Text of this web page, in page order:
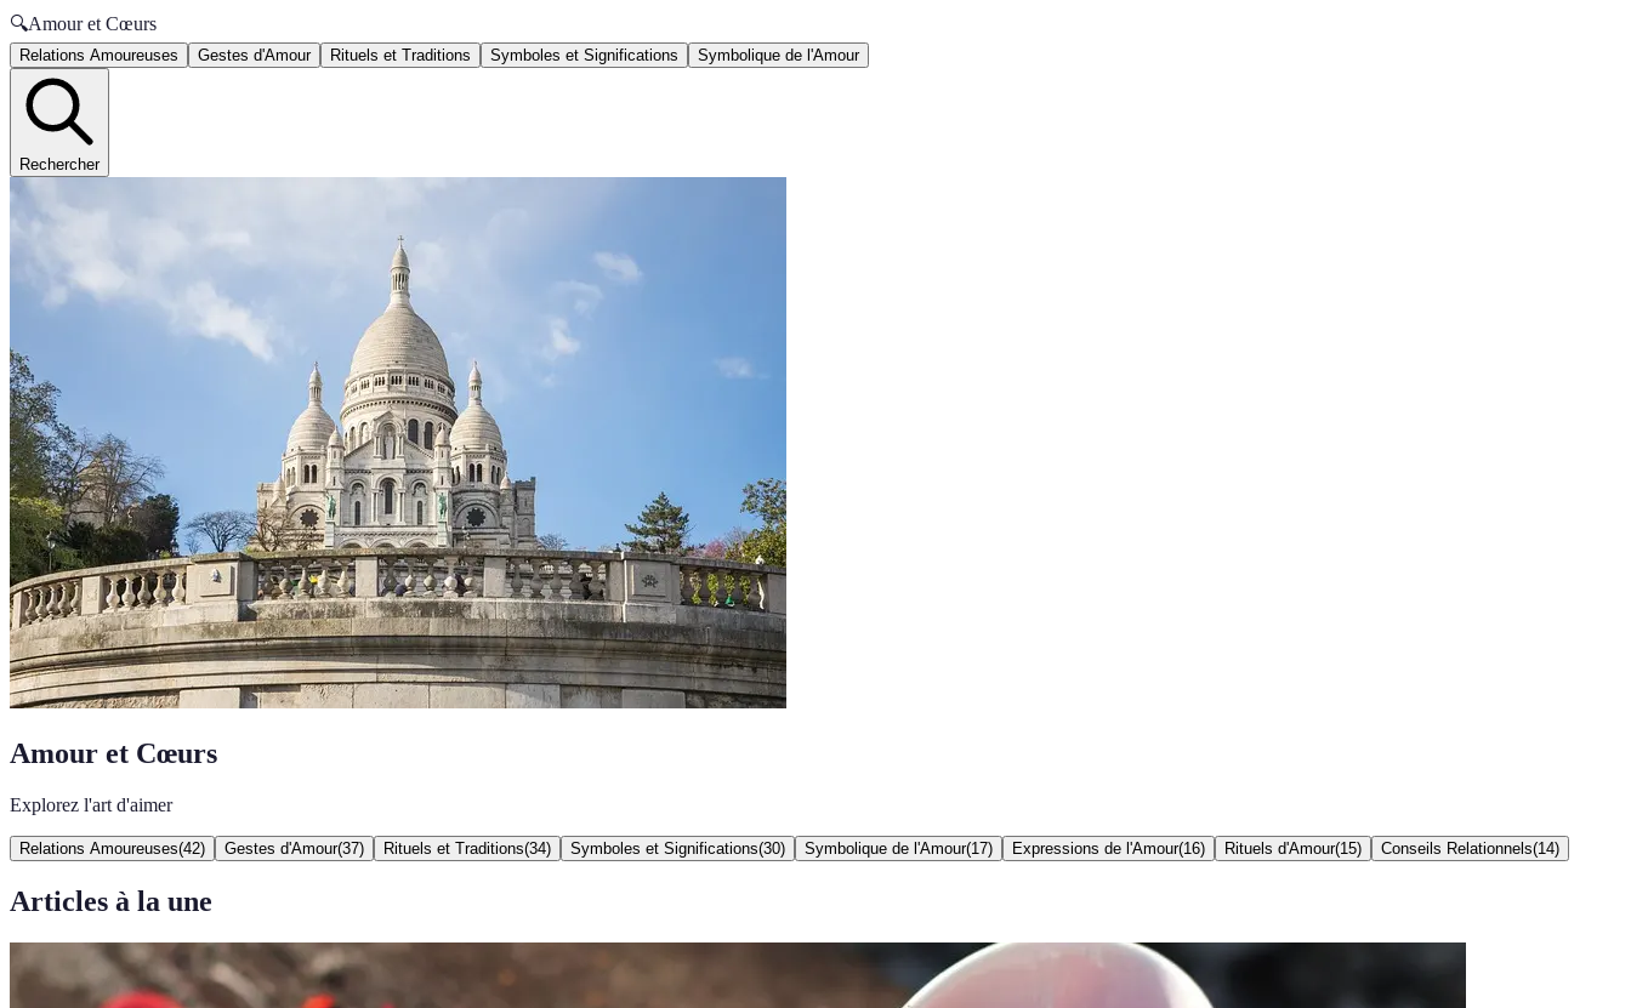
🔍Amour et Cœurs
Relations Amoureuses Gestes d'Amour Rituels et Traditions Symboles et Significations Symbolique de l'Amour
Rechercher
Amour et Cœurs
Explorez l'art d'aimer
Relations Amoureuses(42) Gestes d'Amour(37) Rituels et Traditions(34) Symboles et Significations(30) Symbolique de l'Amour(17) Expressions de l'Amour(16) Rituels d'Amour(15) Conseils Relationnels(14)
Articles à la une